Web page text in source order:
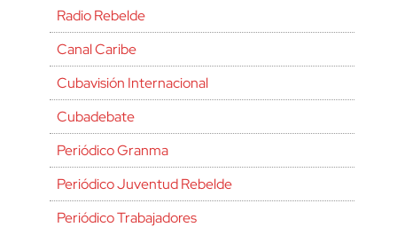
Radio Rebelde
Canal Caribe
Cubavisión Internacional
Cubadebate
Periódico Granma
Periódico Juventud Rebelde
Periódico Trabajadores